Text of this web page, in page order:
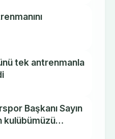
tek antrenmanla
Başkanı Sayın
kulübümüzü